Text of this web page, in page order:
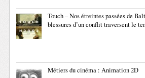
Touch – Nos étreintes passées de
blessures d’un conflit traversent le
Métiers du cinéma : Animation 2D